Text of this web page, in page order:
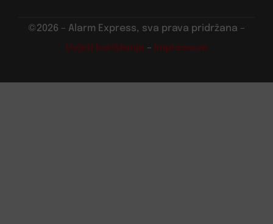
©2026 – Alarm Express, sva prava pridržana –
Uvjeti korištenja – Impressum